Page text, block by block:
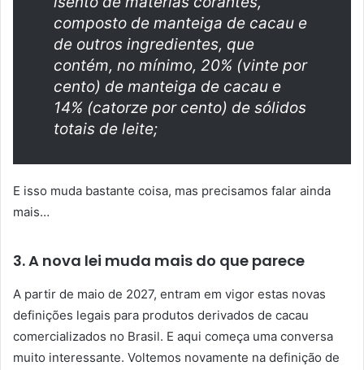
composto de manteiga de cacau e
de outros ingredientes, que
contém, no mínimo, 20% (vinte por
cento) de manteiga de cacau e
14% (catorze por cento) de sólidos
totais de leite;
E isso muda bastante coisa, mas precisamos falar ainda
mais…
3. A nova lei muda mais do que parece
A partir de maio de 2027, entram em vigor estas novas
definições legais para produtos derivados de cacau
comercializados no Brasil. E aqui começa uma conversa
muito interessante. Voltemos novamente na definição de